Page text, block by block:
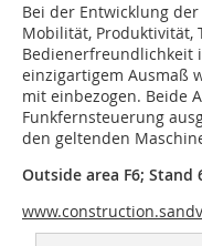
Bei der Entwicklung
Mobilität, Produktivität,
Bedienerfreundlichkeit
einzigartigem Ausmaß
mit einbezogen. Beide
Funkfernsteuerung
den geltenden
Outside area F6; Stand